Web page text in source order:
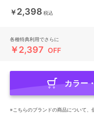
￥2,398 税込
各種特典利用でさらに
￥2,397 OFF
カラー
※こちらのブランドの商品について、